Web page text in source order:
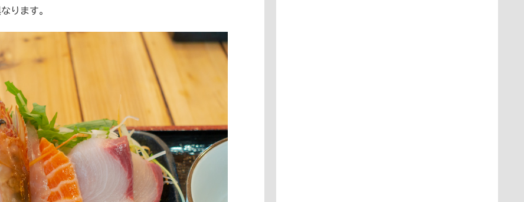
ります。